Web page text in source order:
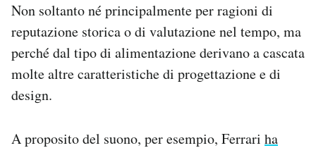
Non soltanto né principalmente per ragioni di
reputazione storica o di valutazione nel tempo, ma
perché dal tipo di alimentazione derivano a cascata
molte altre caratteristiche di progettazione e di
design.
A proposito del suono, per esempio, Ferrari ha